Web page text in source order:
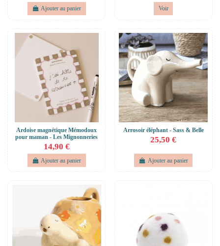
Ajouter au panier Voir
Ardoise magnétique Mémodoux
pour maman - Les Mignonneries
14,90 €
Ajouter au panier
Arrosoir éléphant - Sass & Belle
25,50 €
Ajouter au panier